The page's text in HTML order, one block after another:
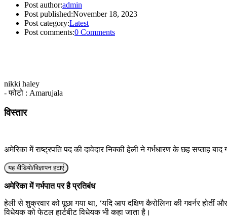
Post author:admin
Post published:November 18, 2023
Post category:Latest
Post comments:0 Comments
nikki haley
- फोटो : Amarujala
विस्तार
अमेरिका में राष्ट्रपति पद की दावेदार निक्की हेली ने गर्भधारण के छह सप्ताह
यह वीडियो/विज्ञापन हटाएं
अमेरिका में गर्भपात पर है प्रतिबंध
हेली से शुक्रवार को पूछा गया था, ‘यदि आप दक्षिण कैरोलिना की गवर्नर
विधेयक को फेटल हार्टबीट विधेयक भी कहा जाता है।